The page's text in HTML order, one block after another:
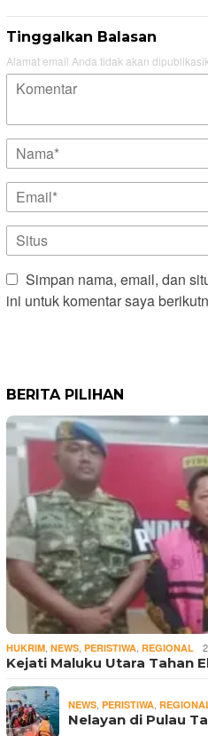
Tinggalkan Balasan
Alamat email Anda tidak akan
Simpan nama, email, dan
ini untuk komentar saya
BERITA PILIHAN
HUKRIM, NEWS, PERISTIWA, REGIONAL
Kejati Maluku Utara Tahan
NEWS, PERISTIWA,
Nelayan di Pulau